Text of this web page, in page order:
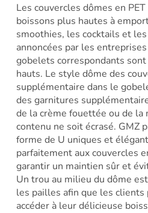
Les couvercles dômes en
boissons plus hautes à
smoothies, les cocktails et
annoncées par les
gobelets correspondants
hauts. Le style dôme des
supplémentaire dans le
des garnitures
de la crème fouettée ou de la
contenu ne soit écrasé. GMZ
forme de U uniques et
parfaitement aux couvercles
garantir un maintien sûr et
Un trou au milieu du dôme
les pailles afin que les
accéder à leur délicieuse